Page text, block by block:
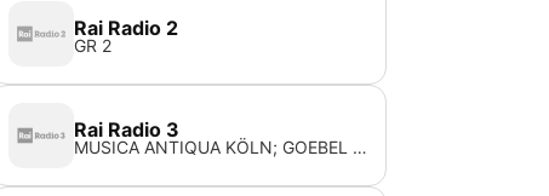
Rai Radio 2
GR 2
Rai Radio 3
MUSICA ANTIQUA KÖLN; GOEBEL R. — BIBER HEINRICH IGNAZ FRANZ VON PARTITA III IN LA MAG PER DUE VL E B.C